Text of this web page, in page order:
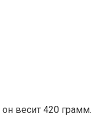
весит 420